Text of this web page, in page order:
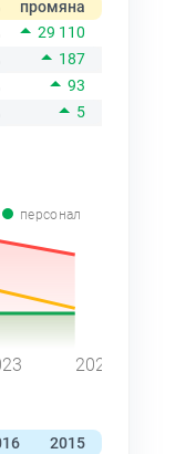
промяна
29 110
187
93
5
персонал
2024
2015